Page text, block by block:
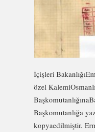
İçişleri
özel
Başkomutanlığa
kopyaedilmiştir.